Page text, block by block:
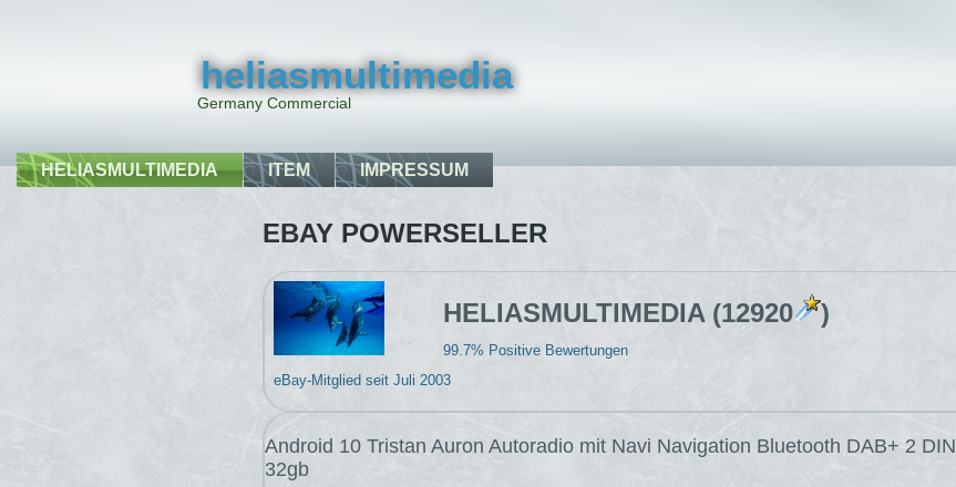
heliasmultimedia
Germany Commercial
HELIASMULTIMEDIA ITEM IMPRESSUM
EBAY POWERSELLER
HELIASMULTIMEDIA (12920 )
99.7% Positive Bewertungen
eBay-Mitglied seit Juli 2003
Android 10 Tristan Auron Autoradio mit Navi Navigation Bluetooth DAB+ 2 DIN
32gb